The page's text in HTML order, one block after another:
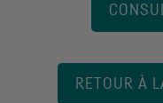
RETOUR À